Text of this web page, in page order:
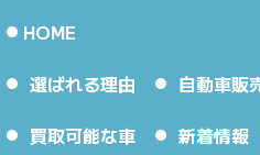
HOME
選ばれる理由
自動車販
買取可能な車
新着情報